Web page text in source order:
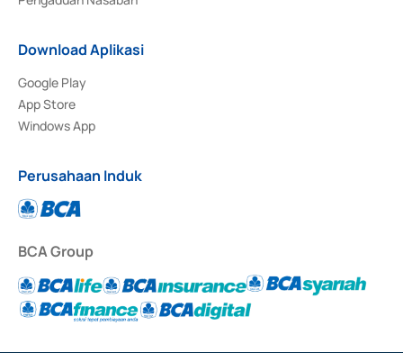
Download Aplikasi
Google Play
App Store
Windows App
Perusahaan Induk
BCA Group